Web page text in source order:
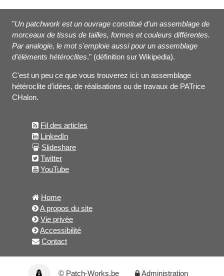
"Un patchwork est un ouvrage constitué d'un assemblage de
morceaux de tissus de tailles, formes et couleurs différentes.
Par analogie, le mot s'emploie aussi pour un assemblage
d'éléments hétéroclites." (définition sur Wikipedia).
C'est un peu ce que vous trouverez ici: un assemblage
hétéroclite d'idées, de réalisations ou de travaux de PATrice
CHalon.
Fil des articles
LinkedIn
Slideshare
Twitter
YouTube
Home
A propos du site
Vie privée
Accessibilité
Contact
© Patch-Works.be Administration